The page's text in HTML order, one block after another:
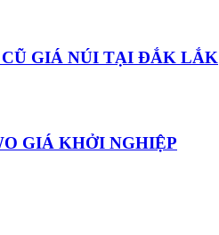
GIÁ NÚI TẠI ĐẮK LẮK
GIÁ KHỞI NGHIỆP